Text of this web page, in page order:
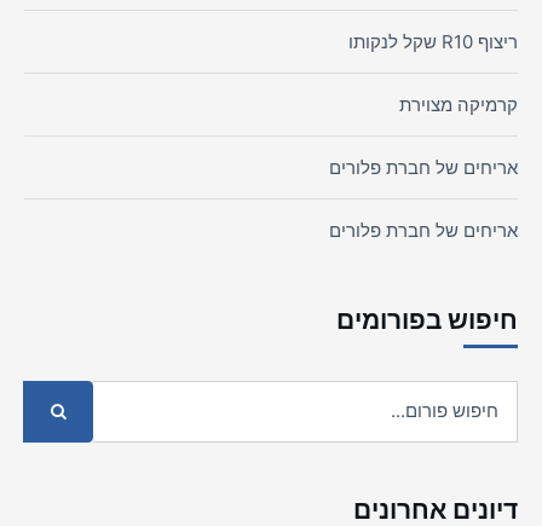
ריצוף R10 שקל לנקותו
קרמיקה מצוירת
אריחים של חברת פלורים
אריחים של חברת פלורים
חיפוש בפורומים
דיונים אחרונים